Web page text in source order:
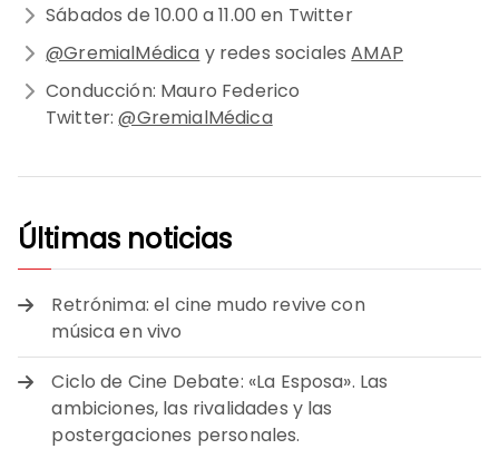
Sábados de 10.00 a 11.00 en Twitter
@GremialMédica y redes socialesAMAP
Conducción: Mauro Federico
Twitter:@GremialMédica
Últimas noticias
Retrónima: el cine mudo revive con
música en vivo
Ciclo de Cine Debate: «La Esposa». Las
ambiciones, las rivalidades y las
postergaciones personales.